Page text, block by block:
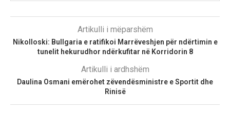
Artikulli i mëparshëm
Nikolloski: Bullgaria e ratifikoi Marrëveshjen për ndërtimin e
tunelit hekurudhor ndërkufitar në Korridorin 8
Artikulli i ardhshëm
Daulina Osmani emërohet zëvendësministre e Sportit dhe
Rinisë